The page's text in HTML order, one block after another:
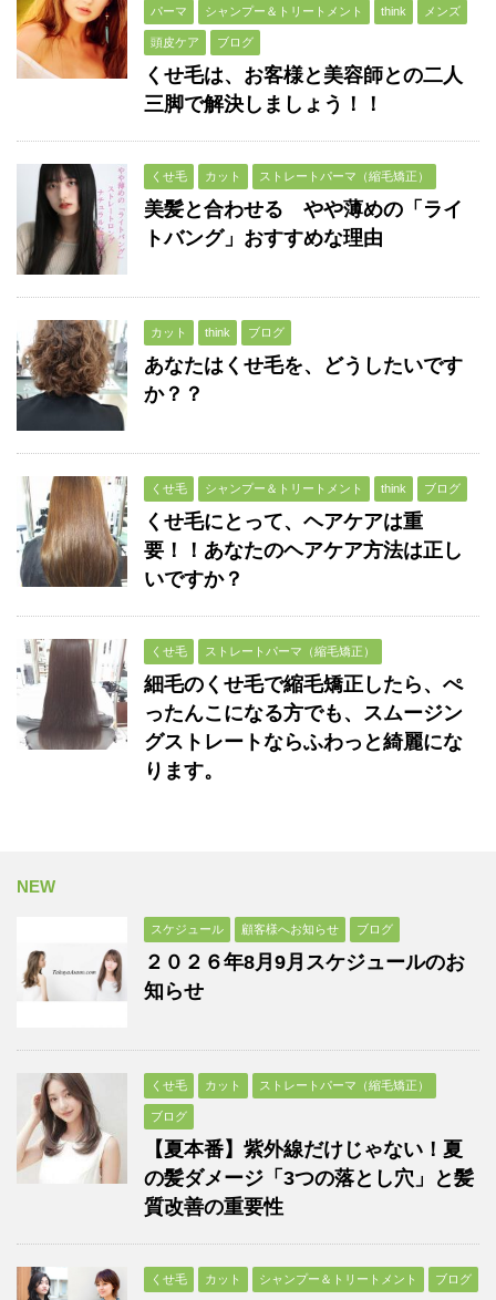
パーマ シャンプー＆トリートメント think メンズ
頭皮ケア ブログ
くせ毛は、お客様と美容師との二人
三脚で解決しましょう！！
くせ毛 カット ストレートパーマ（縮毛矯正）
美髪と合わせる やや薄めの「ライ
トバング」おすすめな理由
カット think ブログ
あなたはくせ毛を、どうしたいです
か？？
くせ毛 シャンプー＆トリートメント think ブログ
くせ毛にとって、ヘアケアは重
要！！あなたのヘアケア方法は正し
いですか？
くせ毛 ストレートパーマ（縮毛矯正）
細毛のくせ毛で縮毛矯正したら、ぺ
ったんこになる方でも、スムージン
グストレートならふわっと綺麗にな
ります。
NEW
スケジュール 顧客様へお知らせ ブログ
２０２６年8月9月スケジュールのお
知らせ
くせ毛 カット ストレートパーマ（縮毛矯正）
ブログ
【夏本番】紫外線だけじゃない！夏
の髪ダメージ「3つの落とし穴」と髪
質改善の重要性
くせ毛 カット シャンプー＆トリートメント ブログ